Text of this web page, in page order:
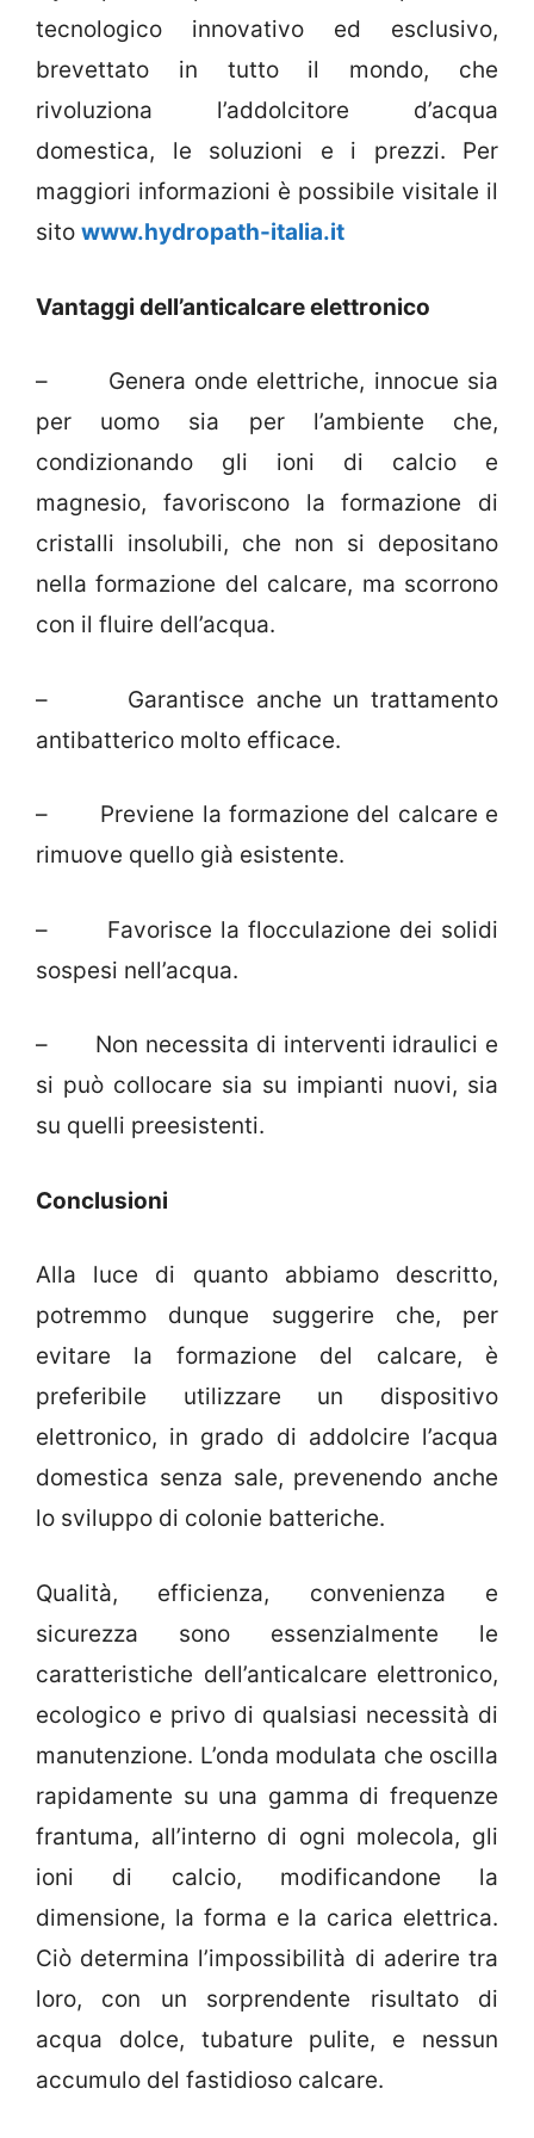
tecnologico innovativo ed esclusivo,
brevettato in tutto il mondo, che
rivoluziona l’addolcitore d’acqua
domestica, le soluzioni e i prezzi. Per
maggiori informazioni è possibile visitale il
sito www.hydropath-italia.it
Vantaggi dell’anticalcare elettronico
– Genera onde elettriche, innocue sia
per uomo sia per l’ambiente che,
condizionando gli ioni di calcio e
magnesio, favoriscono la formazione di
cristalli insolubili, che non si depositano
nella formazione del calcare, ma scorrono
con il fluire dell’acqua.
– Garantisce anche un trattamento
antibatterico molto efficace.
– Previene la formazione del calcare e
rimuove quello già esistente.
– Favorisce la flocculazione dei solidi
sospesi nell’acqua.
– Non necessita di interventi idraulici e
si può collocare sia su impianti nuovi, sia
su quelli preesistenti.
Conclusioni
Alla luce di quanto abbiamo descritto,
potremmo dunque suggerire che, per
evitare la formazione del calcare, è
preferibile utilizzare un dispositivo
elettronico, in grado di addolcire l’acqua
domestica senza sale, prevenendo anche
lo sviluppo di colonie batteriche.
Qualità, efficienza, convenienza e
sicurezza sono essenzialmente le
caratteristiche dell’anticalcare elettronico,
ecologico e privo di qualsiasi necessità di
manutenzione. L’onda modulata che oscilla
rapidamente su una gamma di frequenze
frantuma, all’interno di ogni molecola, gli
ioni di calcio, modificandone la
dimensione, la forma e la carica elettrica.
Ciò determina l’impossibilità di aderire tra
loro, con un sorprendente risultato di
acqua dolce, tubature pulite, e nessun
accumulo del fastidioso calcare.